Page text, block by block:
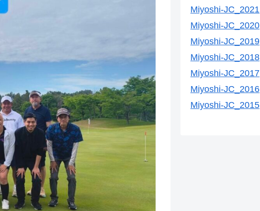
Miyoshi-JC_2021
Miyoshi-JC_2020
Miyoshi-JC_2019
Miyoshi-JC_2018
Miyoshi-JC_2017
Miyoshi-JC_2016
Miyoshi-JC_2015